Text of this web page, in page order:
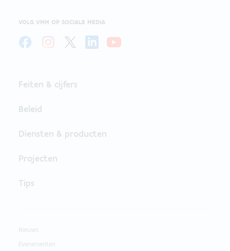
VOLG VMM OP SOCIALE MEDIA
Feiten & cijfers
Beleid
Diensten & producten
Projecten
Tips
Nieuws
Evenementen